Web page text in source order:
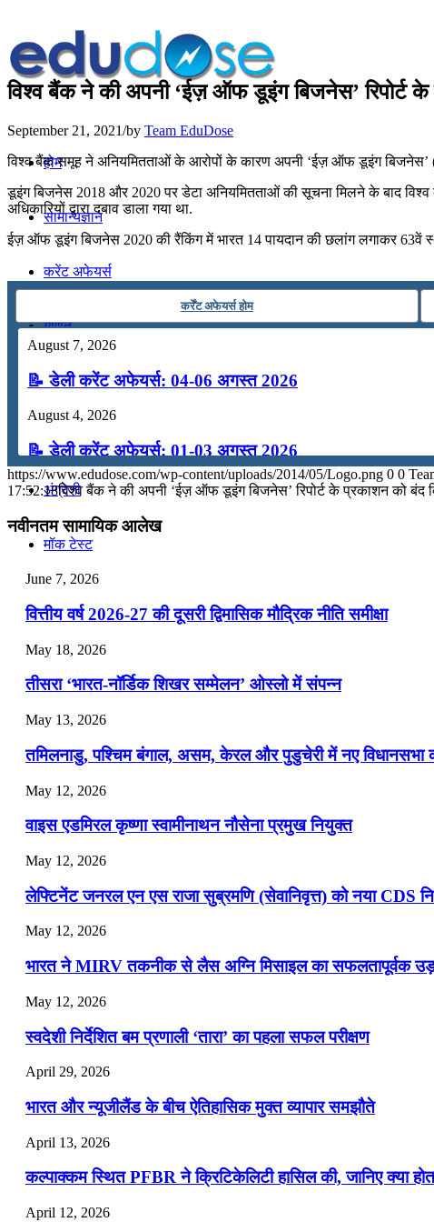
होम
सामान्यज्ञान
करेंट अफेयर्स
गणित
तर्कशक्ति
अंग्रेजी
मॉक टेस्ट
Menu Menu
विश्व बैंक ने की अपनी ‘ईज़ ऑफ डूइंग बिजनेस’ रिपोर्ट
September 21, 2021/by Team EduDose
विश्व बैंक समूह ने अनियमितताओं के आरोपों के कारण अपनी ‘ईज़ ऑफ डूइंग बिजनेस’
डूइंग बिजनेस 2018 और 2020 पर डेटा अनियमितताओं की सूचना मिलने के बाद विश्व
अधिकारियों द्वारा दबाव डाला गया था.
ईज़ ऑफ डूइंग बिजनेस 2020 की रैंकिंग में भारत 14 पायदान की छलांग लगाकर 63वें
कर्रेंट अफेयर्स होम
August 7, 2026
📝 डेली करेंट अफेयर्स: 04-06 अगस्त 2026
August 4, 2026
📝 डेली करेंट अफेयर्स: 01-03 अगस्त 2026
July 31, 2026
📝 डेली करेंट अफेयर्स: 28-31 जुलाई 2026
July 28, 2026
📝 डेली करेंट अफेयर्स: 25-27 जुलाई 2026
July 25, 2026
📝 डेली करेंट अफेयर्स: 22-24 जुलाई 2026
July 22, 2026
📝 डेली करेंट अफेयर्स: 19-21 जुलाई 2026
July 19, 2026
📝 डेली करेंट अफेयर्स: 16-18 जुलाई 2026
https://www.edudose.com/wp-content/uploads/2014/05/Logo.png 0 0
17:52:18विश्व बैंक ने की अपनी ‘ईज़ ऑफ डूइंग बिजनेस’ रिपोर्ट के प्रकाशन को बंद
नवीनतम सामायिक आलेख
June 7, 2026
वित्तीय वर्ष 2026-27 की दूसरी द्विमासिक मौद्रिक नीति समीक्षा
May 18, 2026
तीसरा ‘भारत-नॉर्डिक शिखर सम्मेलन’ ओस्लो में संपन्न
May 13, 2026
तमिलनाडु, पश्चिम बंगाल, असम, केरल और पुडुचेरी में नए विधानसभा
May 12, 2026
वाइस एडमिरल कृष्णा स्वामीनाथन नौसेना प्रमुख नियुक्त
May 12, 2026
लेफ्टिनेंट जनरल एन एस राजा सुब्रमणि (सेवानिवृत्त) को नया CDS
May 12, 2026
भारत ने MIRV तकनीक से लैस अग्नि मिसाइल का सफलतापूर्वक
May 12, 2026
स्वदेशी निर्देशित बम प्रणाली ‘तारा’ का पहला सफल परीक्षण
April 29, 2026
भारत और न्यूजीलैंड के बीच ऐतिहासिक मुक्त व्यापार समझौते
April 13, 2026
कल्पाक्कम स्थित PFBR ने क्रिटिकेलिटी हासिल की, जानिए क्या
April 12, 2026